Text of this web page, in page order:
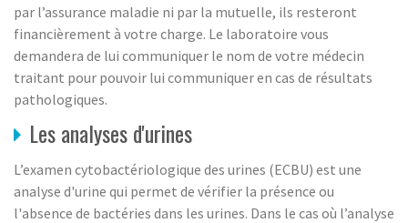
par l’assurance maladie ni par la mutuelle, ils resteront
financièrement à votre charge. Le laboratoire vous
demandera de lui communiquer le nom de votre médecin
traitant pour pouvoir lui communiquer en cas de résultats
pathologiques.
Les analyses d'urines
L’examen cytobactériologique des urines (ECBU) est une
analyse d'urine qui permet de vérifier la présence ou
l'absence de bactéries dans les urines. Dans le cas où l’analyse